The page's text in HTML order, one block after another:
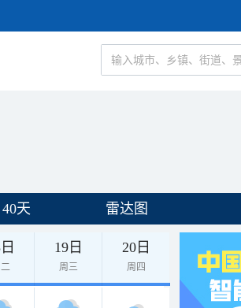
40天 雷达图
19日
周三
20日
周四